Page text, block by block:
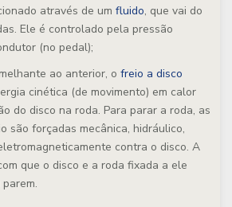
através de um fluido, que vai do
Ele é controlado pela pressão
(no pedal);
ao anterior, o freio a disco
cinética (de movimento) em calor
do disco na roda. Para parar a roda, as
são forçadas mecânica, hidráulico,
contra o disco. A
que o disco e a roda fixada a ele